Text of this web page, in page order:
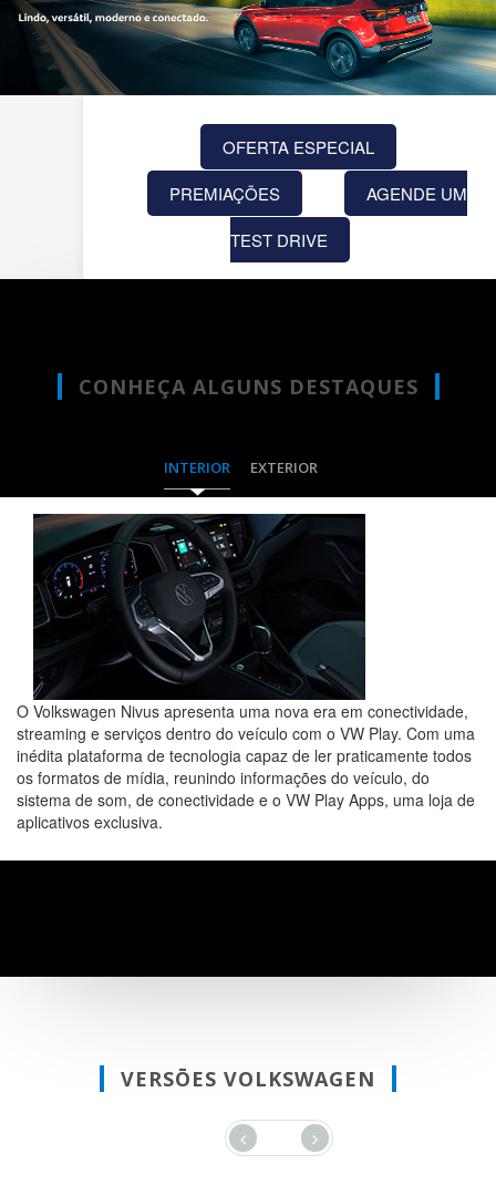
OFERTA ESPECIAL
PREMIAÇÕES
AGENDE UM
TEST DRIVE
CONHEÇA ALGUNS DESTAQUES
INTERIOR EXTERIOR
O Volkswagen Nivus apresenta uma nova era em conectividade,
streaming e serviços dentro do veículo com o VW Play. Com uma
inédita plataforma de tecnologia capaz de ler praticamente todos
os formatos de mídia, reunindo informações do veículo, do
sistema de som, de conectividade e o VW Play Apps, uma loja de
aplicativos exclusiva.
VERSŌES VOLKSWAGEN